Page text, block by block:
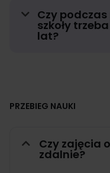
Czy
szkoły
lat?
PRZEBIEG NAUKI
Czy zajęcia
zdalnie?